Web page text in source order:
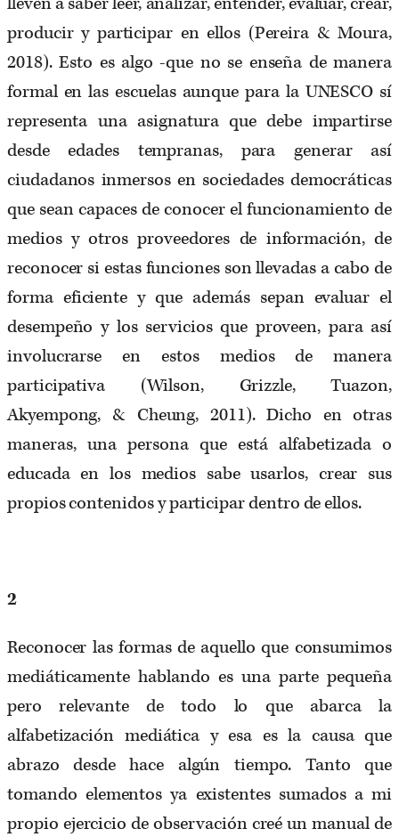
producir y participar en ellos (Pereira & Moura,
2018). Esto es algo -que no se enseña de manera
formal en las escuelas aunque para la UNESCO sí
representa una asignatura que debe impartirse
desde edades tempranas, para generar así
ciudadanos inmersos en sociedades democráticas
que sean capaces de conocer el funcionamiento de
medios y otros proveedores de información, de
reconocer si estas funciones son llevadas a cabo de
forma eficiente y que además sepan evaluar el
desempeño y los servicios que proveen, para así
involucrarse en estos medios de manera
participativa (Wilson, Grizzle, Tuazon,
Akyempong, & Cheung, 2011). Dicho en otras
maneras, una persona que está alfabetizada o
educada en los medios sabe usarlos, crear sus
propios contenidos y participar dentro de ellos.
2
Reconocer las formas de aquello que consumimos
mediáticamente hablando es una parte pequeña
pero relevante de todo lo que abarca la
alfabetización mediática y esa es la causa que
abrazo desde hace algún tiempo. Tanto que
tomando elementos ya existentes sumados a mi
propio ejercicio de observación creé un manual de